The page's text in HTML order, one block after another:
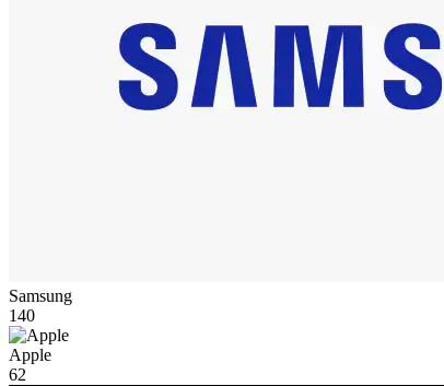
Samsung
140
Apple
62